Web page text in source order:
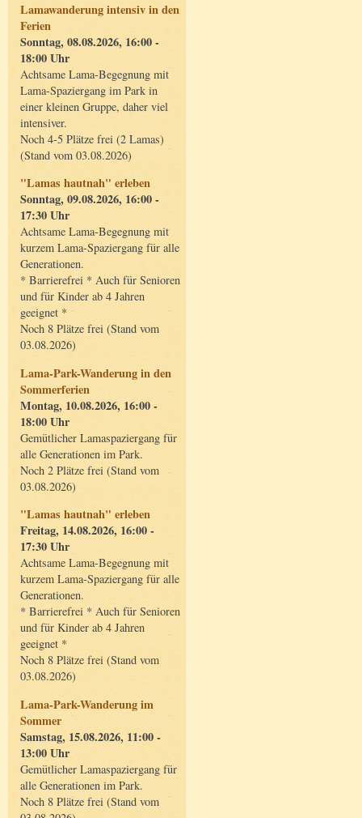
Lamawanderung intensiv in den
Ferien
Sonntag, 08.08.2026, 16:00 -
18:00 Uhr
Achtsame Lama-Begegnung mit
Lama-Spaziergang im Park in
einer kleinen Gruppe, daher viel
intensiver.
Noch 4-5 Plätze frei (2 Lamas)
(Stand vom 03.08.2026)
"Lamas hautnah" erleben
Sonntag, 09.08.2026, 16:00 -
17:30 Uhr
Achtsame Lama-Begegnung mit
kurzem Lama-Spaziergang für alle
Generationen.
* Barrierefrei * Auch für Senioren
und für Kinder ab 4 Jahren
geeignet *
Noch 8 Plätze frei (Stand vom
03.08.2026)
Lama-Park-Wanderung in den
Sommerferien
Montag, 10.08.2026, 16:00 -
18:00 Uhr
Gemütlicher Lamaspaziergang für
alle Generationen im Park.
Noch 2 Plätze frei (Stand vom
03.08.2026)
"Lamas hautnah" erleben
Freitag, 14.08.2026, 16:00 -
17:30 Uhr
Achtsame Lama-Begegnung mit
kurzem Lama-Spaziergang für alle
Generationen.
* Barrierefrei * Auch für Senioren
und für Kinder ab 4 Jahren
geeignet *
Noch 8 Plätze frei (Stand vom
03.08.2026)
Lama-Park-Wanderung im
Sommer
Samstag, 15.08.2026, 11:00 -
13:00 Uhr
Gemütlicher Lamaspaziergang für
alle Generationen im Park.
Noch 8 Plätze frei (Stand vom